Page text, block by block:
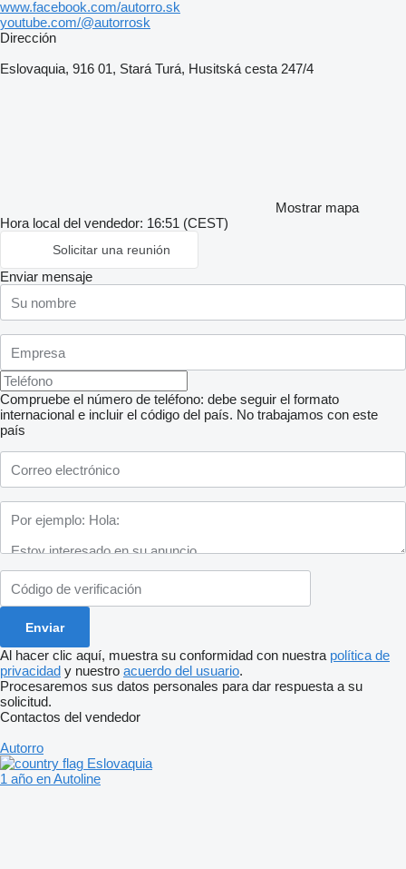
www.facebook.com/autorro.sk
youtube.com/@autorrosk
Dirección
Eslovaquia, 916 01, Stará Turá, Husitská cesta 247/4
Mostrar mapa
Hora local del vendedor: 16:51 (CEST)
Solicitar una reunión
Enviar mensaje
Compruebe el número de teléfono: debe seguir el formato
internacional e incluir el código del país. No trabajamos con este
país
Al hacer clic aquí, muestra su conformidad con nuestra política de
privacidad y nuestro acuerdo del usuario.
Procesaremos sus datos personales para dar respuesta a su
solicitud.
Contactos del vendedor
Autorro
Eslovaquia
1 año en Autoline